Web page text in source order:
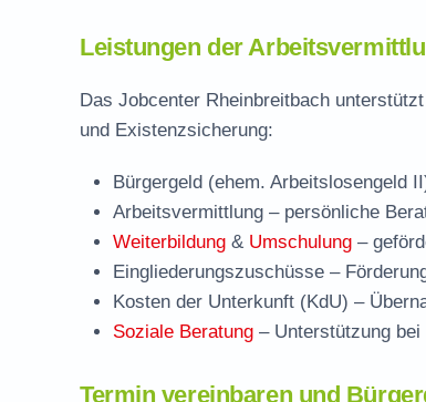
Leistungen der
Das Jobcenter Rheinbreitbach
und Existenzsicherung:
Bürgergeld (ehem. Arbeitslosengeld
Arbeitsvermittlung – persönliche
Weiterbildung & Umschulung –
Eingliederungszuschüsse –
Kosten der Unterkunft (KdU) –
Soziale Beratung – Unterstützung
Termin vereinbaren und